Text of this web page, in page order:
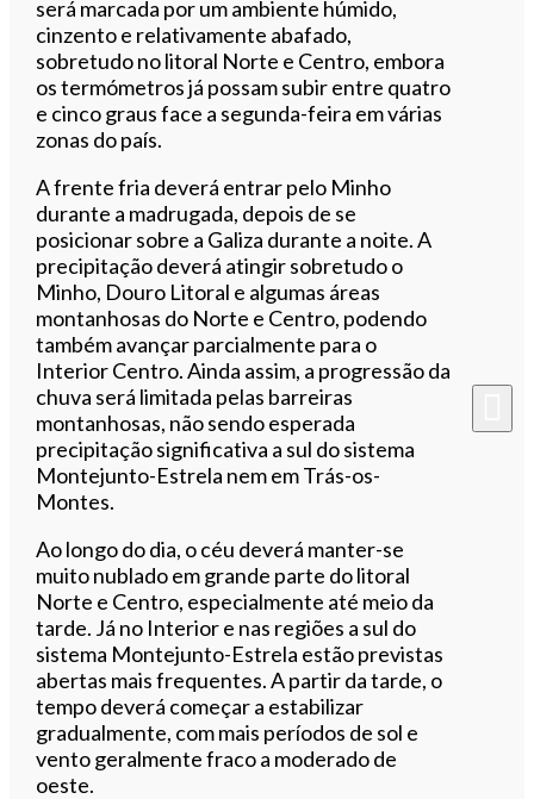
será marcada por um ambiente húmido,
cinzento e relativamente abafado,
sobretudo no litoral Norte e Centro, embora
os termómetros já possam subir entre quatro
e cinco graus face a segunda-feira em várias
zonas do país.
A frente fria deverá entrar pelo Minho
durante a madrugada, depois de se
posicionar sobre a Galiza durante a noite. A
precipitação deverá atingir sobretudo o
Minho, Douro Litoral e algumas áreas
montanhosas do Norte e Centro, podendo
também avançar parcialmente para o
Interior Centro. Ainda assim, a progressão da
chuva será limitada pelas barreiras
montanhosas, não sendo esperada
precipitação significativa a sul do sistema
Montejunto-Estrela nem em Trás-os-
Montes.
Ao longo do dia, o céu deverá manter-se
muito nublado em grande parte do litoral
Norte e Centro, especialmente até meio da
tarde. Já no Interior e nas regiões a sul do
sistema Montejunto-Estrela estão previstas
abertas mais frequentes. A partir da tarde, o
tempo deverá começar a estabilizar
gradualmente, com mais períodos de sol e
vento geralmente fraco a moderado de
oeste.